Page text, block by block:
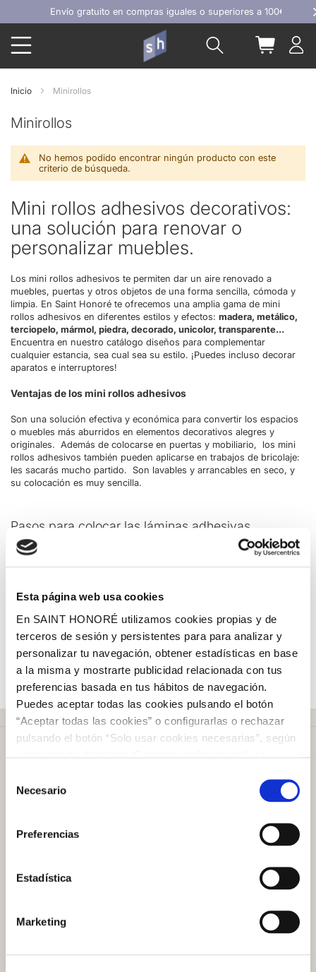
Esta página web usa cookies
En SAINT HONORÉ utilizamos cookies propias y de
terceros de sesión y persistentes para para analizar y
personalizar tu navegación, obtener estadísticas en base
a la misma y mostrarte publicidad relacionada con tus
preferencias basada en tus hábitos de navegación.
Puedes aceptar todas las cookies pulsando el botón
“Aceptar todas las cookies” o configurarlas o rechazar
pulsando el botón “Solo usar cookies necesarias”, según
no has seleccionado ninguna opción, pulsar este botón
equivaldrá a rechazar todas las cookies. Si deseas
obtener más información consulta nuestra Política de
Cookiesaquí
Necesario
Preferencias
Estadística
Marketing
Ir
al
contenido
Envío gratuito en compras iguales o superiores a 100€
Buscar Mi
Inicio Minirollos
Minirollos
No hemos podido encontrar ningún producto con este
criterio de búsqueda.
Mini rollos adhesivos decorativos:
una solución para renovar o
personalizar muebles.
Los mini rollos adhesivos te permiten dar un aire renovado a
muebles, puertas y otros objetos de una forma sencilla, cómoda y
limpia. En Saint Honoré te ofrecemos una amplia gama de mini
rollos adhesivos en diferentes estilos y efectos: madera, metálico,
terciopelo, mármol, piedra, decorado, unicolor, transparente…
Encuentra en nuestro catálogo diseños para complementar
cualquier estancia, sea cual sea su estilo. ¡Puedes incluso decorar
aparatos e interruptores!
Ventajas de los mini rollos adhesivos
Son una solución efectiva y económica para convertir los espacios
o muebles más aburridos en elementos decorativos alegres y
originales. Además de colocarse en puertas y mobiliario, los mini
rollos adhesivos también pueden aplicarse en trabajos de bricolaje:
les sacarás mucho partido. Son lavables y arrancables en seco, y
su colocación es muy sencilla.
Pasos para colocar las láminas adhesivas
Se instalan en solo tres pasos:
Toma medidas del mueble donde quieras aplicar el mini rollo
Retira un poco de papel del reverso del mini rollo adhesivo,
colócalo por un borde y pégalo.
Continúa retirando el resto del papel del reverso y presiona
la lámina autoadhesiva sobre la superficie, puedes hacerlo
con la ayuda de un paño suave.